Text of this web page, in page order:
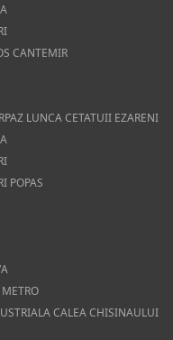
CANTEMIR
LUNCA CETATUII EZARENI
POPAS
CALEA CHISINAULUI